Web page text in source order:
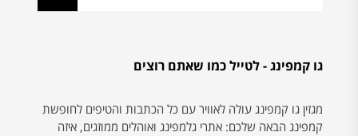
גו קמפינג - לטייל כמו שאתם רוצים
מגזין גו קמפינג עולה לאוויר עם כל הכתבות והטיפים לחופשת
קמפינג הבאה שלכם: אתרי גלמפינג ואוהלים ממוזגים, איזה